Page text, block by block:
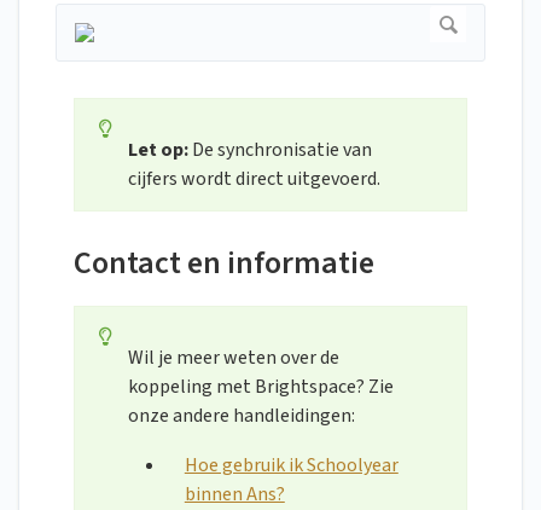
Let op:De synchronisatie van
cijfers wordt direct uitgevoerd.
Contact en informatie
Wil je meer weten over de
koppeling met Brightspace? Zie
onze andere handleidingen:
Hoe gebruik ik Schoolyear
binnen Ans?